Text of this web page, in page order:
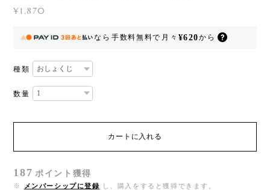
¥1,870
なら 手数料無料で 月々 ¥620から
種類
数量
カートに入れる
187 ポイント 獲得
※ メンバーシップに登録
し、購入をすると獲得できます。